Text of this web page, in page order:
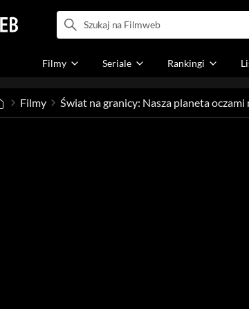
Filmy Seriale Rankingi
Filmy Świat na granicy: Nasza planeta